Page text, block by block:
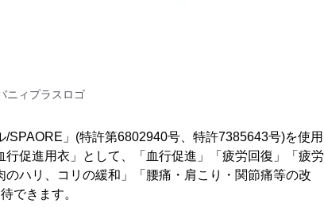
ニィプラスロゴ
SPAORE」(特許第6802940号、特許7385643号)を使用
促進用衣」として、「血行促進」「疲労回復」「疲労
ハリ、コリの緩和」「腰痛・肩こり・関節痛等の改
できます。